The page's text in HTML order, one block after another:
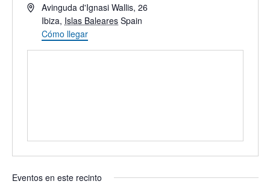
Dirección
Avinguda d'Ignasi Wallis, 26
Ibiza, Islas Baleares Spain
Cómo llegar
Eventos en este recinto